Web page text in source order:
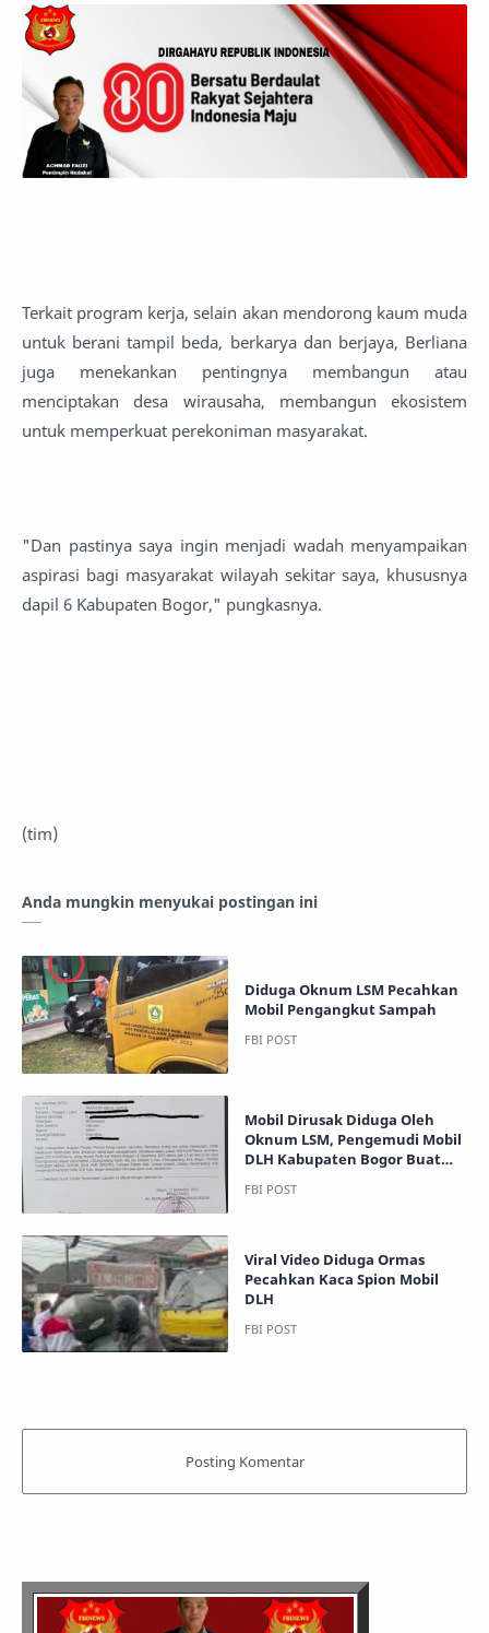
Terkait program kerja, selain akan mendorong kaum muda
untuk berani tampil beda, berkarya dan berjaya, Berliana
juga menekankan pentingnya membangun atau
menciptakan desa wirausaha, membangun ekosistem
untuk memperkuat perekoniman masyarakat.
"Dan pastinya saya ingin menjadi wadah menyampaikan
aspirasi bagi masyarakat wilayah sekitar saya, khususnya
dapil 6 Kabupaten Bogor," pungkasnya.
(tim)
Anda mungkin menyukai postingan ini
Diduga Oknum LSM Pecahkan
Mobil Pengangkut Sampah
Mobil Dirusak Diduga Oleh
Oknum LSM, Pengemudi Mobil
DLH Kabupaten Bogor Buat
Viral Video Diduga Ormas
Pecahkan Kaca Spion Mobil
DLH